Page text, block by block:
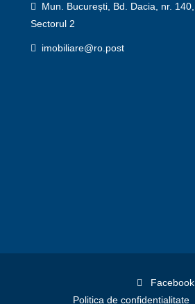
Mun. București, Bd. Dacia, nr. 140,
Sectorul 2
imobiliare@ro.post
Facebook
Politica de confidențialitate